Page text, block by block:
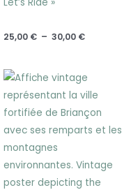
25,00 € – 30,00 €
Plage
de
prix :
à
30,00 €